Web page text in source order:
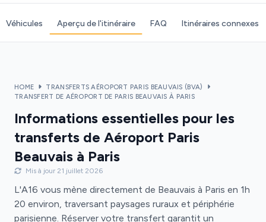
Véhicules Aperçu de l'itinéraire FAQ Itinéraires connexes
HOME
TRANSFERTS AÉROPORT PARIS BEAUVAIS (BVA)
TRANSFERT DE AÉROPORT DE PARIS BEAUVAIS À PARIS
Informations essentielles pour les
transferts de Aéroport Paris
Beauvais à Paris
Mis à jour 21 juillet 2026
L'A16 vous mène directement de Beauvais à Paris en 1h
20 environ, traversant paysages ruraux et périphérie
parisienne. Réserver votre transfert garantit un